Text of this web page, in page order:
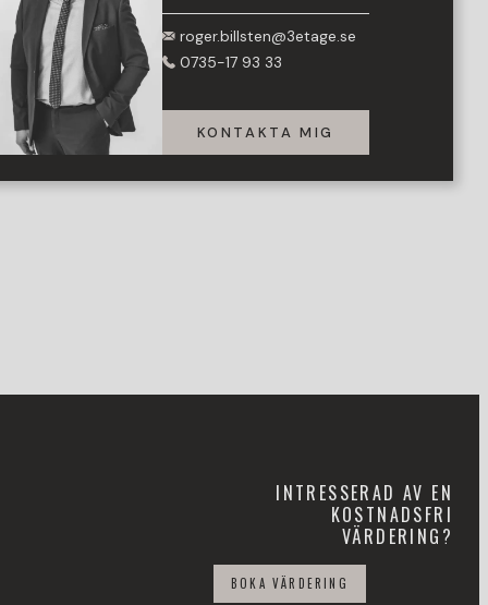
roger.billsten@3etage.se
0735-17 93 33
KONTAKTA MIG
INTRESSERAD AV EN
KOSTNADSFRI
VÄRDERING?
BOKA VÄRDERING